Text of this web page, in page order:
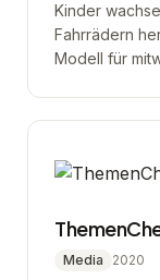
Kinder
Fahrrädern
Modell für
Media 2020